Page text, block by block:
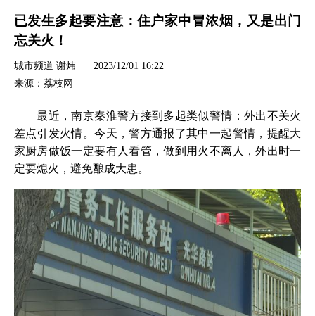
已发生多起要注意：住户家中冒浓烟，又是出门
忘关火！
城市频道 谢炜
2023/12/01 16:22
来源：荔枝网
最近，南京秦淮警方接到多起类似警情：外出不关火
差点引发火情。今天，警方通报了其中一起警情，提醒大
家厨房做饭一定要有人看管，做到用火不离人，外出时一
定要熄火，避免酿成大患。